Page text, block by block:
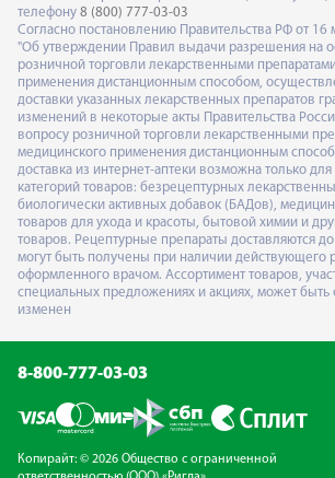
телефону 8 (800) 777-03-03
Согласно постановлению Правительства РФ от 16
"Об утверждении Правил выдачи разрешения на
розничной торговли лекарственными
применения дистанционным способом,
доставки указанных лекарственных препаратов
изменений в некоторые акты Правительства
вопросу розничной торговли лекарственными
медицинского применения дистанционным
доставка из интернет-аптеки возможна только
категорий товаров: безрецептурных
биологически активных добавок (БАДов),
товаров для ухода и красоты, бытовой химии и
товаров. Рецептурные препараты доставляются
могут быть получены при наличии действующего
оформленного врачом. Ассортимент товаров,
специальных предложениях и акциях, может быть
изменен
8-800-777-03-03
Копирайт: © 2026 Общество с ограниченной